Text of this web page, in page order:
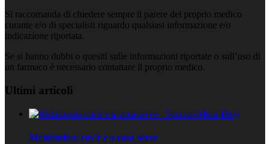
Si raccomanda di chiedere sempre il parere del proprio medico
curante e/o di specialisti riguardo qualsiasi informazione e/o
indicazione riportata.
Se si hanno dubbi o quesiti sulle informazioni riportate o sull’uso di
un farmaco è necessario contattare il proprio medico.
Ultimi articoli
Melatonina: cos’è e a cosa serve